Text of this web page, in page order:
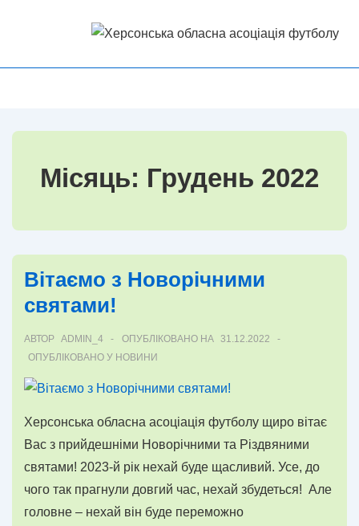
Місяць: Грудень 2022
Вітаємо з Новорічними
святами!
АВТОР ADMIN_4 ОПУБЛІКОВАНО НА 31.12.2022
ОПУБЛІКОВАНО У НОВИНИ
Херсонська обласна асоціація футболу щиро вітає
Вас з прийдешніми Новорічними та Різдвяними
святами! 2023-й рік нехай буде щасливий. Усе, до
чого так прагнули довгий час, нехай збудеться! Але
головне – нехай він буде переможно